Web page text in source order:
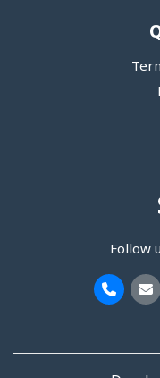
Follow